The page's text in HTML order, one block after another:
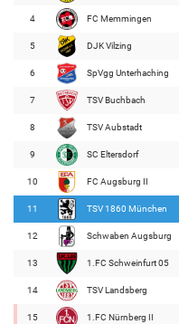
4 FC Memmingen
5 DJK Vilzing
6 SpVgg Unterhaching
7 TSV Buchbach
8 TSV Aubstadt
9 SC Eltersdorf
10 FC Augsburg II
11 TSV 1860 München
12 Schwaben Augsburg
13 1.FC Schweinfurt 05
14 TSV Landsberg
15 1.FC Nürnberg II